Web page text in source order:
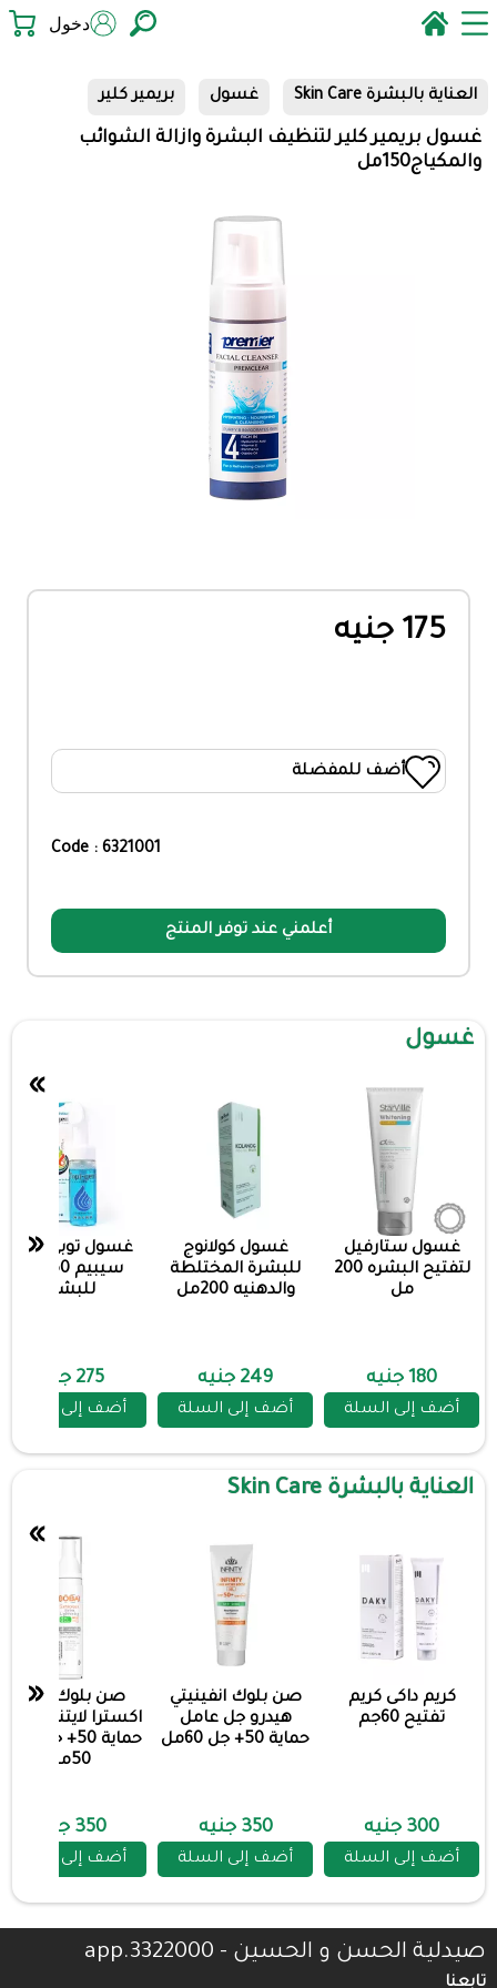
دخول
العناية بالبشرة Skin Care غسول بريمير كلير
غسول بريمير كلير لتنظيف البشرة وازالة الشوائب
والمكياج150مل
175 جنيه
أضف للمفضلة
Code : 6321001
أعلمني عند توفر المنتج
غسول
غسول ستارفيل
لتفتيح البشره 200
مل
180 جنيه
أضف إلى السلة
غسول كولانوج
للبشرة المختلطة
والدهنيه 200مل
249 جنيه
أضف إلى السلة
غسول توبي جينت
للبشره
275 جنيه
أضف إلى السلة
»
«
العناية بالبشرة Skin Care
كريم داكى كريم
تفتيح 60جم
300 جنيه
أضف إلى السلة
صن بلوك انفينيتي
هيدرو جل عامل
حماية 50+ جل 60مل
350 جنيه
أضف إلى السلة
صن بلوك بوباى
اكسترا لايتنتج
حماية 50+ جل
50مل
350 جنيه
أضف إلى السلة
»
«
صيدلية الحسن و الحسين - 3322000.app
تابعنا